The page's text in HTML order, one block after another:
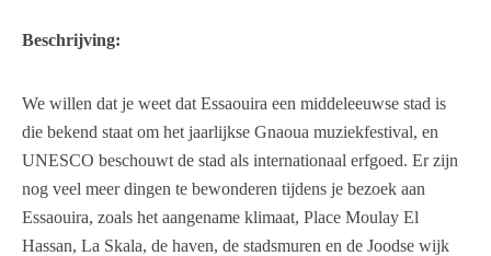
Beschrijving:
We willen dat je weet dat Essaouira een middeleeuwse stad is
die bekend staat om het jaarlijkse Gnaoua muziekfestival, en
UNESCO beschouwt de stad als internationaal erfgoed. Er zijn
nog veel meer dingen te bewonderen tijdens je bezoek aan
Essaouira, zoals het aangename klimaat, Place Moulay El
Hassan, La Skala, de haven, de stadsmuren en de Joodse wijk